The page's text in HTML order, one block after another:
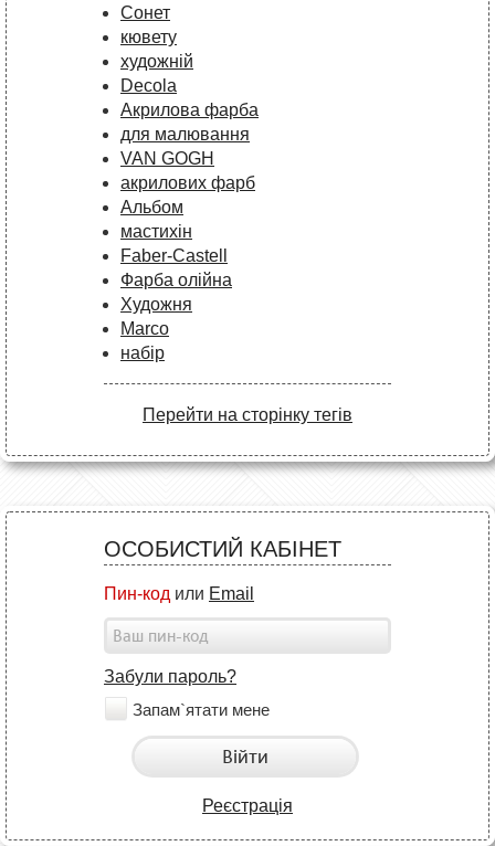
Сонет
кювету
художній
Decola
Акрилова фарба
для малювання
VAN GOGH
акрилових фарб
Альбом
мастихін
Faber-Castell
Фарба олійна
Художня
Marco
набір
Перейти на сторінку тегів
ОСОБИСТИЙ КАБІНЕТ
Пин-код или Email
Забули пароль?
Запам`ятати мене
Війти
Реєстрація